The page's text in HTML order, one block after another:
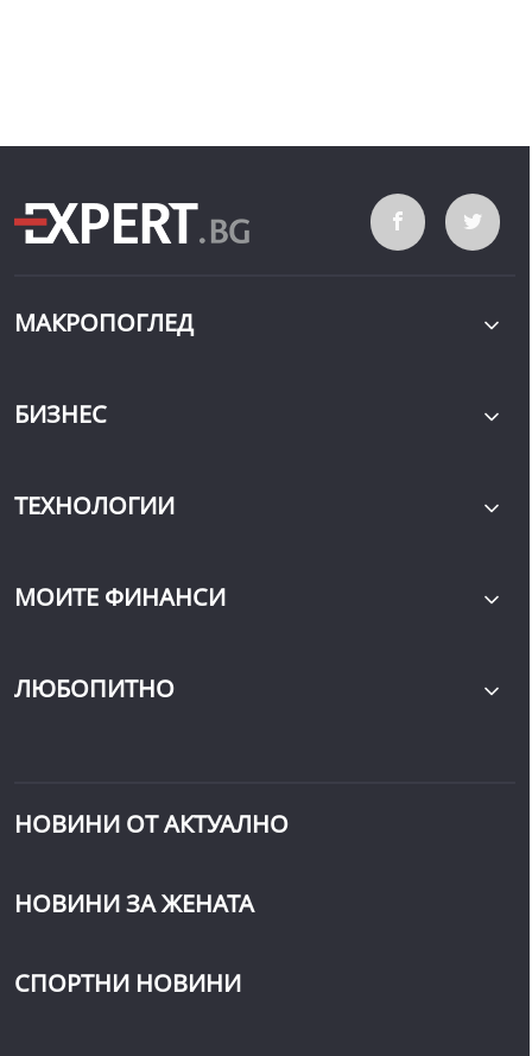
МАКРОПОГЛЕД
БИЗНЕС
ТЕХНОЛОГИИ
МОИТЕ ФИНАНСИ
ЛЮБОПИТНО
НОВИНИ ОТ АКТУАЛНО
НОВИНИ ЗА ЖЕНАТА
СПОРТНИ НОВИНИ